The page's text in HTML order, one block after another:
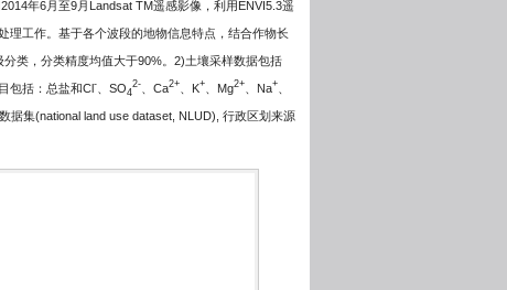
年6月至9月Landsat TM遥感影像，利用ENVI5.3遥
理工作。基于各个波段的地物信息特点，结合作物长
类，分类精度均值大于90%。2)土壤采样数据包括
包括：总盐和Cl-、SO4
2-、Ca2+、K+、Mg2+、Na+、
据集(national land use dataset, NLUD), 行政区划来源